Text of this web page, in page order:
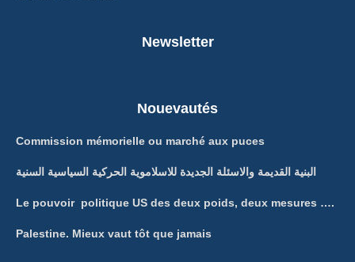
Newsletter
Nouevautés
Commission mémorielle ou marché aux puces
البنية القديمة والاسئلة الجديدة للاسلاموية الحركية السياسية السنية
Le pouvoir politique US des deux poids, deux mesures ….
Palestine. Mieux vaut tôt que jamais